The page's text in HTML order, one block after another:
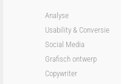
Analyse
Usability & Conversie
Social Media
Grafisch ontwerp
Copywriter